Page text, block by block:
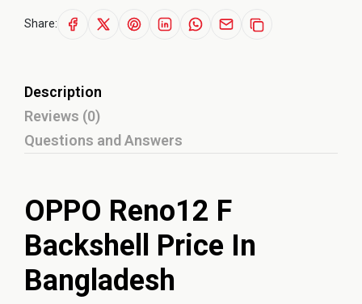
Share:
Description
Reviews (0)
Questions and Answers
OPPO Reno12 F
Backshell Price In
Bangladesh